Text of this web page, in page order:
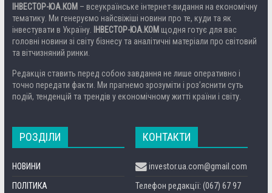
ІНВЕСТОР-ЮА.КОМ – всеукраїнське інтернет-видання на економічну
тематику. Ми генеруємо найсвіжіші новини про те, куди та як
інвестувати в Україну. ІНВЕСТОР-ЮА.КОМ щодня готує для вас
головні новини зі світу бізнесу та аналітичні матеріали про світовий
та вітчизняний ринки.
Редакція ставить перед собою завдання не лише оперативно і
точно передати факти. Ми прагнемо зрозуміти і роз’яснити суть
подій, тенденцій та трендів у економічному житті країни і світу.
РОЗДІЛИ
НОВИНИ
ПОЛІТИКА
КОНТАКТИ
investor.ua.com@gmail.com
Телефон редакції: (067) 67 97